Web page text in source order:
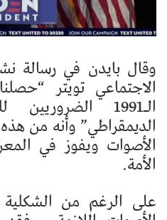
وقال بايدن في رسالة
الاجتماعي تويتر
الـ1991
الديمقراطي” وأنه من
الأصوات ويفوز في
الأمة.
على الرغم من